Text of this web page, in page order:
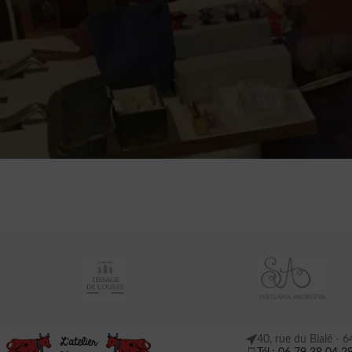
La
Aucun produit n'a été ajouté à la liste de comparaison. Vous devez
Vous trouverez de nombreux articles intéressants sur notre page
40, rue du Bialé -